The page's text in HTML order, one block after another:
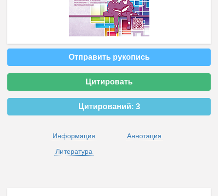
Отправить рукопись
Цитировать
Цитирований: 3
Информация
Аннотация
Литература